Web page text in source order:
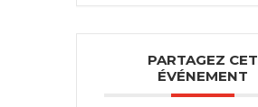
PARTAGEZ CET
ÉVÉNEMENT